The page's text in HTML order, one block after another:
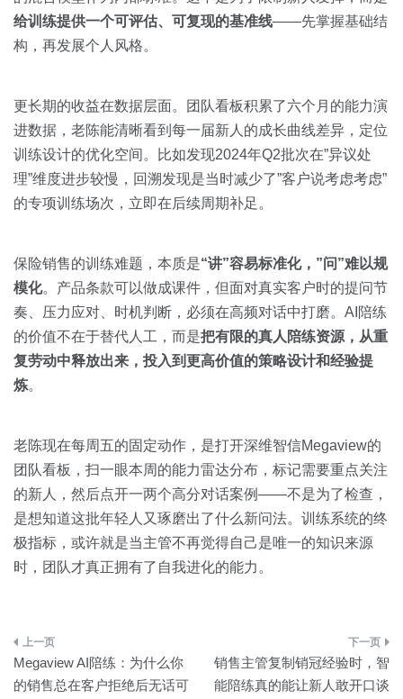
给训练提供一个可评估、可复现的基准线——先掌握基础结
构，再发展个人风格。
更长期的收益在数据层面。团队看板积累了六个月的能力演
进数据，老陈能清晰看到每一届新人的成长曲线差异，定位
训练设计的优化空间。比如发现2024年Q2批次在”异议处
理”维度进步较慢，回溯发现是当时减少了”客户说考虑考虑”
的专项训练场次，立即在后续周期补足。
保险销售的训练难题，本质是“讲”容易标准化，”问”难以规
模化。产品条款可以做成课件，但面对真实客户时的提问节
奏、压力应对、时机判断，必须在高频对话中打磨。AI陪练
的价值不在于替代人工，而是把有限的真人陪练资源，从重
复劳动中释放出来，投入到更高价值的策略设计和经验提
炼。
老陈现在每周五的固定动作，是打开深维智信Megaview的
团队看板，扫一眼本周的能力雷达分布，标记需要重点关注
的新人，然后点开一两个高分对话案例——不是为了检查，
是想知道这批年轻人又琢磨出了什么新问法。训练系统的终
极指标，或许就是当主管不再觉得自己是唯一的知识来源
时，团队才真正拥有了自我进化的能力。
文
章
Megaview AI陪练：为什么你
的销售总在客户拒绝后无话可
销售主管复制销冠经验时，智
能陪练真的能让新人敢开口谈